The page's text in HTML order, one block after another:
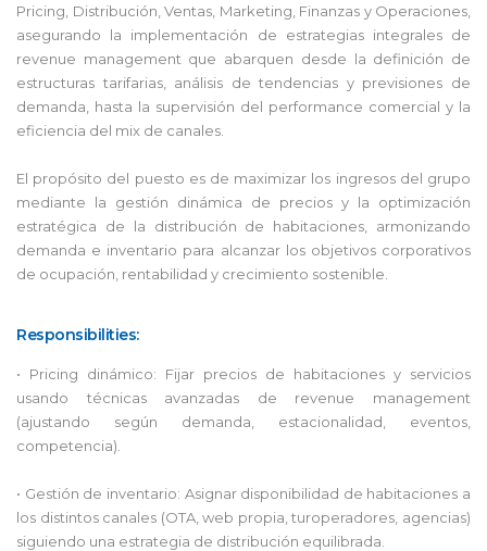
Pricing, Distribución, Ventas, Marketing, Finanzas y Operaciones,
asegurando la implementación de estrategias integrales de
revenue management que abarquen desde la definición de
estructuras tarifarias, análisis de tendencias y previsiones de
demanda, hasta la supervisión del performance comercial y la
eficiencia del mix de canales.
El propósito del puesto es de maximizar los ingresos del grupo
mediante la gestión dinámica de precios y la optimización
estratégica de la distribución de habitaciones, armonizando
demanda e inventario para alcanzar los objetivos corporativos
de ocupación, rentabilidad y crecimiento sostenible.
Responsibilities:
• Pricing dinámico: Fijar precios de habitaciones y servicios
usando técnicas avanzadas de revenue management
(ajustando según demanda, estacionalidad, eventos,
competencia).
• Gestión de inventario: Asignar disponibilidad de habitaciones a
los distintos canales (OTA, web propia, turoperadores, agencias)
siguiendo una estrategia de distribución equilibrada.